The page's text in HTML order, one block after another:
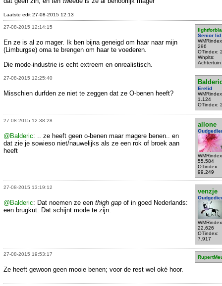
Laatste edit 27-08-2015 12:13
27-08-2015 12:14:15
Senior lid
296
OTindex:
Wnplts:
Achtertuin
En ze is al zo mager. Ik ben bijna geneigd om haar naar mijn
(Limburgse) oma te brengen om haar te voederen.
Die mode-industrie is echt extreem en onrealistisch.
27-08-2015 12:25:40
Erelid
1.124
OTindex:
Misschien durfden ze niet te zeggen dat ze O-benen heeft?
27-08-2015 12:38:28
allone
55.584
OTindex:
99.249
@Balderic: .. ze heeft geen o-benen maar magere benen.. en
dat zie je sowieso niet/nauwelijks als ze een rok of broek aan
heeft
27-08-2015 13:19:12
venzje
22.626
OTindex:
7.917
@Balderic: Dat noemen ze een thigh gap of in goed Nederlands:
een brugkut. Dat schijnt mode te zijn.
27-08-2015 19:53:17
Ze heeft gewoon geen mooie benen; voor de rest wel oké hoor.